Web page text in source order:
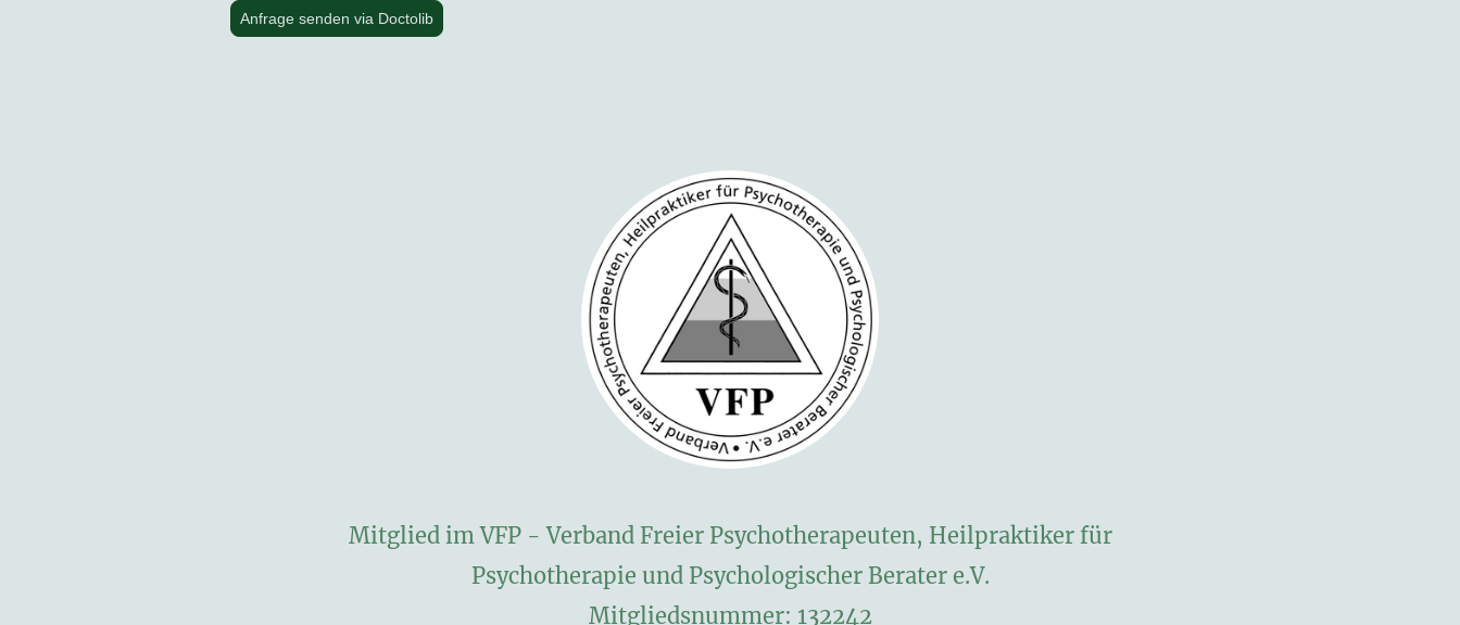
Anfrage senden via Doctolib
Mitglied im VFP - Verband Freier Psychotherapeuten, Heilpraktiker für
Psychotherapie und Psychologischer Berater e.V.
Mitgliedsnummer: 132242